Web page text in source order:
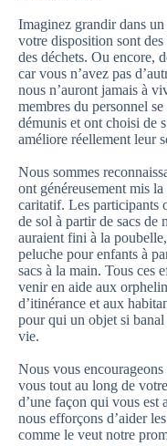
Imaginez grandir dans
votre disposition sont
des déchets. Ou encore,
car vous n’avez pas
nous n’auront jamais à
membres du personnel
démunis et ont choisi de
améliore réellement leur
Nous sommes
ont généreusement mis
caritatif. Les participants
de sol à partir de sacs de
auraient fini à la
peluche pour enfants à
sacs à la main. Tous ces
venir en aide aux
d’itinérance et aux
pour qui un objet si
vie.
Nous vous
vous tout au long de
d’une façon qui vous est
nous efforçons d’aider
comme le veut notre